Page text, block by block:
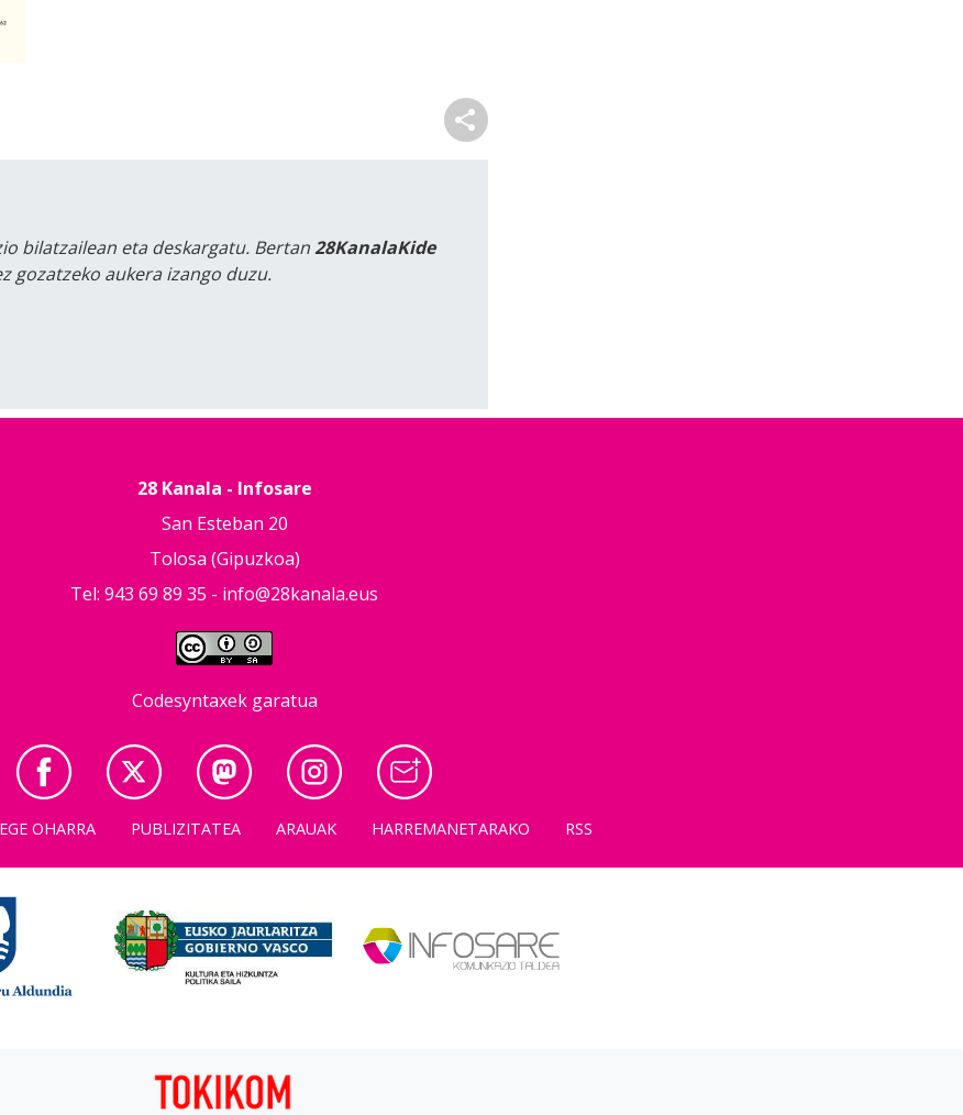
bilatzailean eta deskargatu. Bertan28KanalaKide
gozatzeko aukera izango duzu.
28 Kanala - Infosare
San Esteban 20
Tolosa (Gipuzkoa)
Tel: 943 69 89 35 - info@28kanala.eus
Codesyntaxek garatua
OHARRA PUBLIZITATEA ARAUAK HARREMANETARAKO RSS